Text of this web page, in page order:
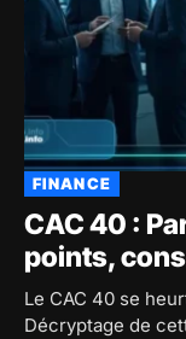
FINANCE
CAC 40 :
points,
Le CAC 40 se
Décryptage de